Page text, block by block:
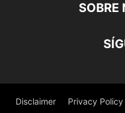
SOBRE
Disclaimer Privacy Policy